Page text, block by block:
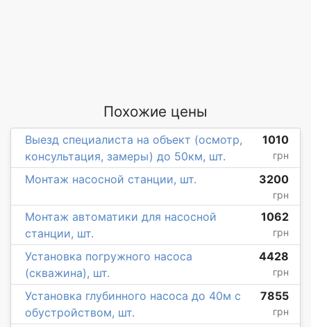
Похожие цены
Выезд специалиста на объект (осмотр,
консультация, замеры) до 50км, шт.
1010
грн
Монтаж насосной станции, шт. 3200
грн
Монтаж автоматики для насосной
станции, шт.
1062
грн
Установка погружного насоса
(скважина), шт.
4428
грн
Установка глубинного насоса до 40м с
обустройством, шт.
7855
грн